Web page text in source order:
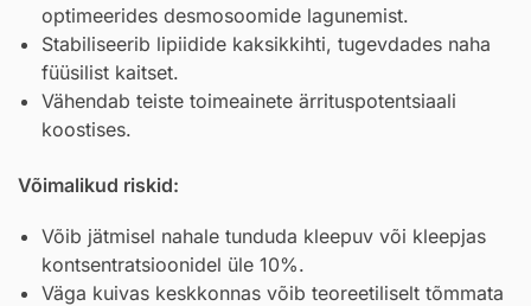
optimeerides desmosoomide lagunemist.
Stabiliseerib lipiidide kaksikkihti, tugevdades naha
füüsilist kaitset.
Vähendab teiste toimeainete ärrituspotentsiaali
koostises.
Võimalikud riskid:
Võib jätmisel nahale tunduda kleepuv või kleepjas
kontsentratsioonidel üle 10%.
Väga kuivas keskkonnas võib teoreetiliselt tõmmata